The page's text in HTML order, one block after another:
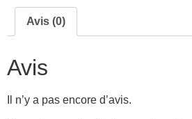
Avis (0)
Avis
Il n’y a pas encore d’avis.